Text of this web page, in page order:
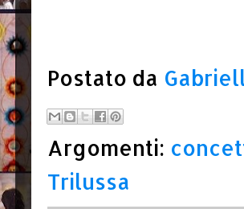
Postato da
Argomenti:
Trilussa